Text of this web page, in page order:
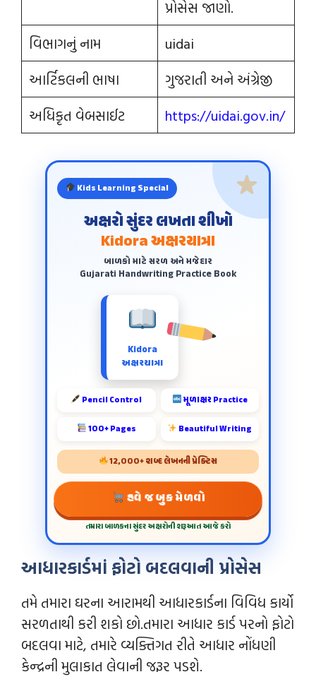
પ્રોસેસ જાણો.
વિભાગનું નામ
uidai
આર્ટિકલની ભાષા
ગુજરાતી અને અંગ્રેજી
અધિકૃત વેબસાઈટ
https://uidai.gov.in/
Kids Learning Special
અક્ષરો સુંદર લખતા શીખો
Kidora અક્ષરયાત્રા
બાળકો માટે સરળ અને મજેદાર
Gujarati Handwriting Practice Book
Kidora
અક્ષરયાત્રા
Pencil Control મૂળાક્ષર Practice
100+ Pages Beautiful Writing
12,000+ શબ્દ લેખનની પ્રેક્ટિસ
હવે જ બુક મેળવો
તમારા બાળકના સુંદર અક્ષરોની શરૂઆત આજે કરો
આધારકાર્ડમાં ફોટો બદલવાની પ્રોસેસ
તમે તમારા ઘરના આરામથી આધારકાર્ડના વિવિધ કાર્યો
સરળતાથી કરી શકો છો.તમારા આધાર કાર્ડ પરનો ફોટો
બદલવા માટે, તમારે વ્યક્તિગત રીતે આધાર નોંધણી
કેન્દ્રની મુલાકાત લેવાની જરૂર પડશે.